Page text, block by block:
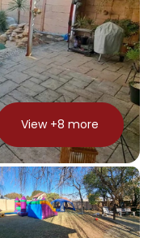
View +8 more